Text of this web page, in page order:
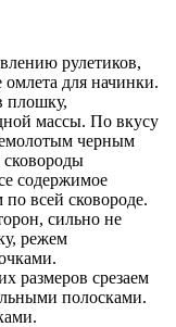
рулетиков,
омлета для начинки.
плошку,
массы. По вкусу
черным
содержимое
всей сковороде.
сильно не
режем
размеров срезаем
полосками.